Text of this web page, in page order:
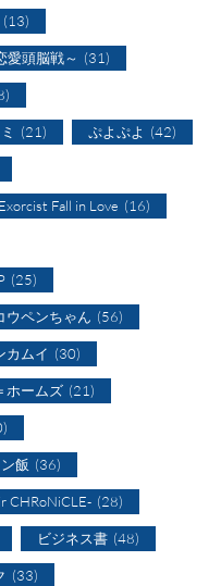
(13)
愛頭脳戦～ (31)
(21) ぷよぷよ (42)
Fall in Love (16)
(25)
ウペンちゃん (56)
カムイ (30)
ホームズ (21)
飯 (36)
CHRoNiCLE- (28)
ビジネス書 (48)
(33)